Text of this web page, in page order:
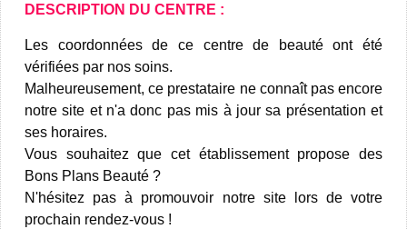
DESCRIPTION DU CENTRE :
Les coordonnées de ce centre de beauté ont été
vérifiées par nos soins.
Malheureusement, ce prestataire ne connaît pas encore
notre site et n'a donc pas mis à jour sa présentation et
ses horaires.
Vous souhaitez que cet établissement propose des
Bons Plans Beauté ?
N'hésitez pas à promouvoir notre site lors de votre
prochain rendez-vous !